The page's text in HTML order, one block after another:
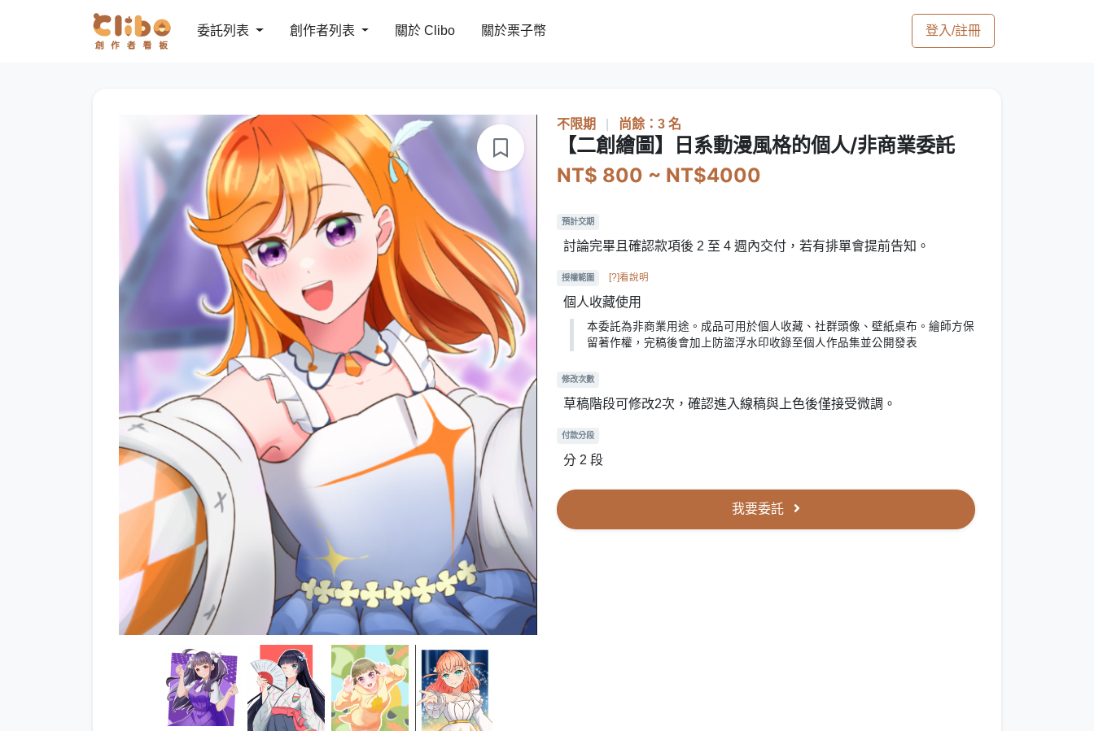
委託列表 創作者列表 關於 Clibo 關於栗子幣 登入/註冊
不限期 尚餘：3 名
【二創繪圖】日系動漫風格的個人/非商業委託
NT$ 800 ~ NT$4000
預計交期
討論完畢且確認款項後 2 至 4 週內交付，若有排單會提前告知。
授權範圍 [?]看說明
個人收藏使用
本委託為非商業用途。成品可用於個人收藏、社群頭像、壁紙桌布。繪師方保
留著作權，完稿後會加上防盜浮水印收錄至個人作品集並公開發表
修改次數
草稿階段可修改2次，確認進入線稿與上色後僅接受微調。
付款分段
分 2 段
我要委託